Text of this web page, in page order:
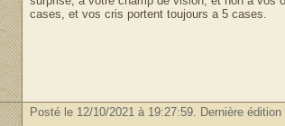
cases, et vos cris portent toujours a 5 cases.
Posté le 12/10/2021 à 19:27:59. Dernière